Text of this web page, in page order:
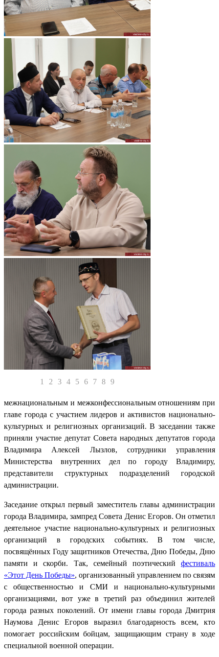
1 2 3 4 5 6 7 8 9
межнациональным и межконфессиональным отношениям при
главе города с участием лидеров и активистов национально-
культурных и религиозных организаций. В заседании также
приняли участие депутат Совета народных депутатов города
Владимира Алексей Лызлов, сотрудники управления
Министерства внутренних дел по городу Владимиру,
представители структурных подразделений городской
администрации.
Заседание открыл первый заместитель главы администрации
города Владимира, зампред Совета Денис Егоров. Он отметил
деятельное участие национально-культурных и религиозных
организаций в городских событиях. В том числе,
посвящённых Году защитников Отечества, Дню Победы, Дню
памяти и скорби. Так, семейный поэтический фестиваль
«Этот День Победы», организованный управлением по связям
с общественностью и СМИ и национально-культурными
организациями, вот уже в третий раз объединил жителей
города разных поколений. От имени главы города Дмитрия
Наумова Денис Егоров выразил благодарность всем, кто
помогает российским бойцам, защищающим страну в ходе
специальной военной операции.